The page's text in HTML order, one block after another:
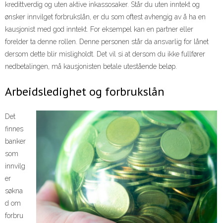
kredittverdig og uten aktive inkassosaker. Står du uten inntekt og
ønsker innvilget forbrukslån, er du som oftest avhengig av å ha en
kausjonist med god inntekt. For eksempel kan en partner eller
forelder ta denne rollen. Denne personen står da ansvarlig for lånet
dersom dette blir misligholdt. Det vil si at dersom du ikke fullfører
nedbetalingen, må kausjonisten betale utestående beløp.
Arbeidsledighet og forbrukslån
Det
finnes
banker
som
innvilg
er
søkna
d om
forbru